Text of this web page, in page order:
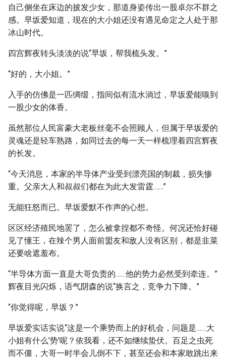
自己侧坐在床边的披发少女，那道身姿传出一股卓尔不群之
感。早坂爱知道，现在的大小姐还没有遇见命定之人处于那
冰山时代。
四宫辉夜转头淡淡的说“早坂，帮我梳头发。”
“好的，大小姐。”
入手的仿佛是一匹绸缎，指间似有流水淌过，早坂爱能嗅到
一股少女的体香。
虽然那位人民富豪大老板丝毫不会照顾人，但属于早坂爱的
灵魂还是轻车熟路，如同过去的每一天一样梳理着四宫辉夜
的长发。
“今天消息，本家的半导体产业受到漂亮国的制裁，损失惨
重。父亲大人和叔叔们都在为此大发雷霆……”
无能狂怒而已。早坂爱默不作声的心想。
区区经济殖民地罢了，怎么被拿捏都不奇怪。何况还恰好碰
见了懂王，在辣个男人面前盟友和敌人没有区别，都是韭菜
还要啥遮羞布。
“半导体方面一直是大哥负责的……他的势力必然受到牵连。”
辉夜目光闪烁，语气阴森的说“换言之，竞争力下降。”
“你觉得呢，早坂？”
早坂爱实话实说“这是一个乘势而上的好机会，问题是……大
小姐有什么'势'呢？依我看，还不如继续蛰伏。百足之虫死
而不僵，大哥一时半会儿倒不下，甚至还会和本家敢跳出来